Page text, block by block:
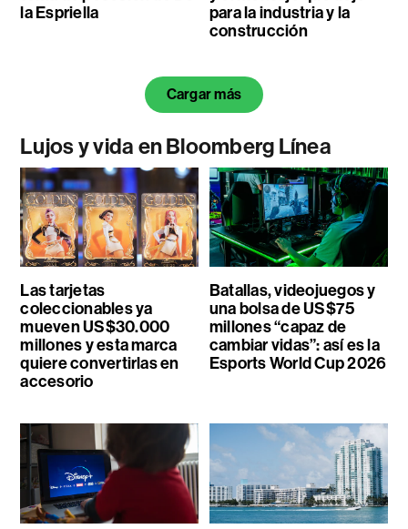
la Espriella
para la industria y la
construcción
Cargar más
Lujos y vida en Bloomberg Línea
Las tarjetas
coleccionables ya
mueven US$30.000
millones y esta marca
quiere convertirlas en
accesorio
Batallas, videojuegos y
una bolsa de US$75
millones “capaz de
cambiar vidas”: así es la
Esports World Cup 2026